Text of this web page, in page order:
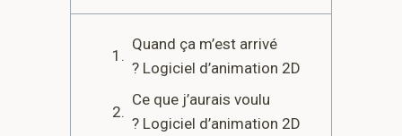
Quand ça m’est arrivé
? Logiciel d’animation 2D
Ce que j’aurais voulu
? Logiciel d’animation 2D